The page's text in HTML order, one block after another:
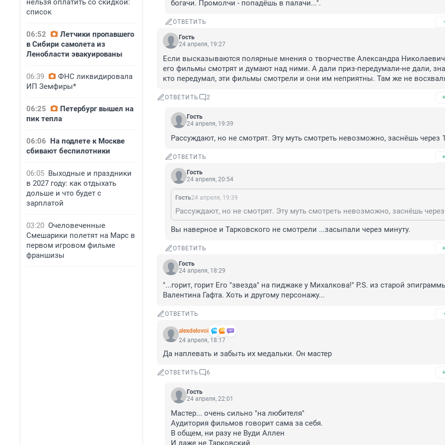
нельзя оплатить со скидкой:
список
06:52
Летчики пропавшего
в Сибири самолета из
Ленобласти эвакуированы
06:39
ФНС ликвидировала
ИП Земфиры*
06:25
Петербург вышел на
пик тепла
06:06 На подлете к Москве
сбивают беспилотники
06:05 Выходные и праздники
в 2027 году: как отдыхать
дольше и что будет с
зарплатой
03:20 Очеловеченные
Смешарики полетят на Марс в
первом игровом фильме
франшизы
богачи. Промолчи - попадёшь в палачи...".
ОТВЕТИТЬ
Гость
24 апреля, 19:27
Если высказываются полярные мнения о творчестве Александра
его фильмы смотрят и думают над ними. А дали приз-передумали-не дали,
кто передумал, эти фильмы смотрели и они им неприятны. Там же не
ОТВЕТИТЬ 2
Гость
24 апреля, 19:39
Рассуждают, но не смотрят. Эту муть смотреть невозможно, заснёшь через
ОТВЕТИТЬ
Гость
24 апреля, 20:54
Гость24 апреля, 19:39
Вы наверное и Тарковского не смотрели ...засыпали через минуту.
ОТВЕТИТЬ
Гость
24 апреля, 18:29
"...горит, горит Его "звезда" на пиджаке у Михалкова!" P.S. из старой
Валентина Гафта. Хоть и другому персонажу...
ОТВЕТИТЬ
alexdelovoi
24 апреля, 18:17
Да наплевать и забыть их медальки. Он мастер
ОТВЕТИТЬ 6
Гость
24 апреля, 22:01
Мастер... очень сильно "на любителя"
Аудитория фильмов говорит сама за себя.
В общем, ни разу не Вуди Аллен
И даже не Тарковский